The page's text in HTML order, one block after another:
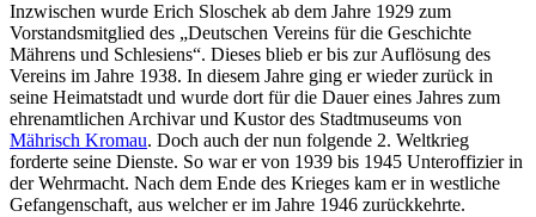
Inzwischen wurde Erich Sloschek ab dem Jahre 1929 zum
Vorstandsmitglied des „Deutschen Vereins für die Geschichte
Mährens und Schlesiens“. Dieses blieb er bis zur Auflösung des
Vereins im Jahre 1938. In diesem Jahre ging er wieder zurück in
seine Heimatstadt und wurde dort für die Dauer eines Jahres zum
ehrenamtlichen Archivar und Kustor des Stadtmuseums von
Mährisch Kromau. Doch auch der nun folgende 2. Weltkrieg
forderte seine Dienste. So war er von 1939 bis 1945 Unteroffizier in
der Wehrmacht. Nach dem Ende des Krieges kam er in westliche
Gefangenschaft, aus welcher er im Jahre 1946 zurückkehrte.